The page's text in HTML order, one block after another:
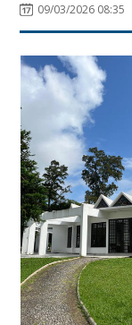
09/03/2026 08:35